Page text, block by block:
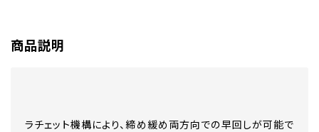
商品説明
ラチェット機構により、締め緩め両方向での早回しが可能で